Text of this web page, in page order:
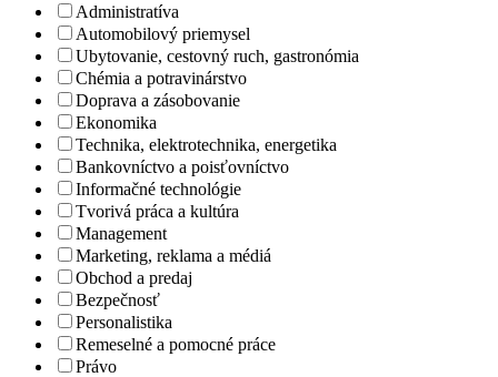
Administratíva
Automobilový priemysel
Ubytovanie, cestovný ruch, gastronómia
Chémia a potravinárstvo
Doprava a zásobovanie
Ekonomika
Technika, elektrotechnika, energetika
Bankovníctvo a poisťovníctvo
Informačné technológie
Tvorivá práca a kultúra
Management
Marketing, reklama a médiá
Obchod a predaj
Bezpečnosť
Personalistika
Remeselné a pomocné práce
Právo